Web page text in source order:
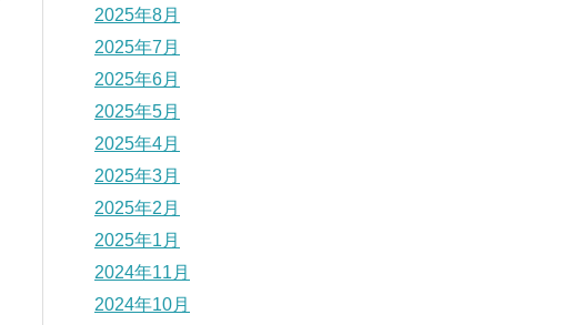
2025年8月
2025年7月
2025年6月
2025年5月
2025年4月
2025年3月
2025年2月
2025年1月
2024年11月
2024年10月